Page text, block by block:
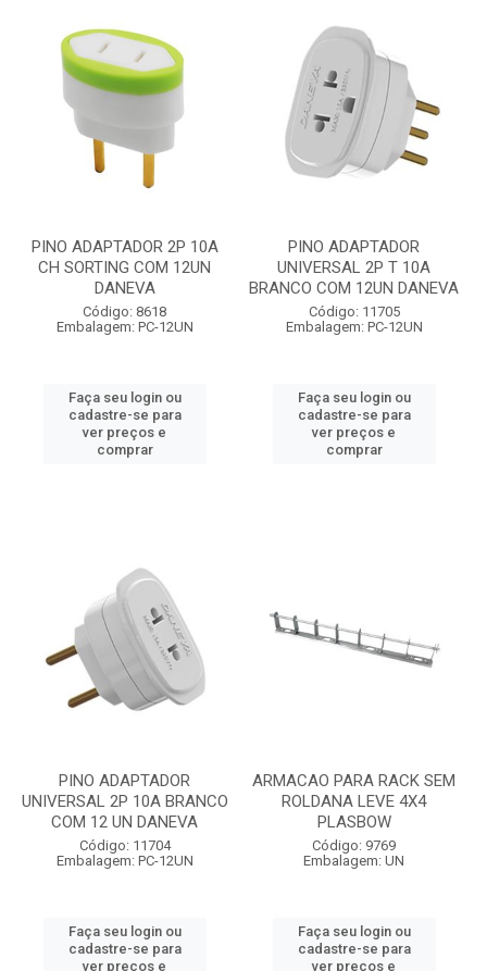
PINO ADAPTADOR 2P 10A
CH SORTING COM 12UN
DANEVA
Código: 8618
Embalagem: PC-12UN
Faça seu login ou
cadastre-se para
ver preços e
comprar
PINO ADAPTADOR
UNIVERSAL 2P T 10A
BRANCO COM 12UN DANEVA
Código: 11705
Embalagem: PC-12UN
Faça seu login ou
cadastre-se para
ver preços e
comprar
PINO ADAPTADOR
UNIVERSAL 2P 10A BRANCO
COM 12 UN DANEVA
Código: 11704
Embalagem: PC-12UN
Faça seu login ou
cadastre-se para
ver preços e
ARMACAO PARA RACK SEM
ROLDANA LEVE 4X4
PLASBOW
Código: 9769
Embalagem: UN
Faça seu login ou
cadastre-se para
ver preços e